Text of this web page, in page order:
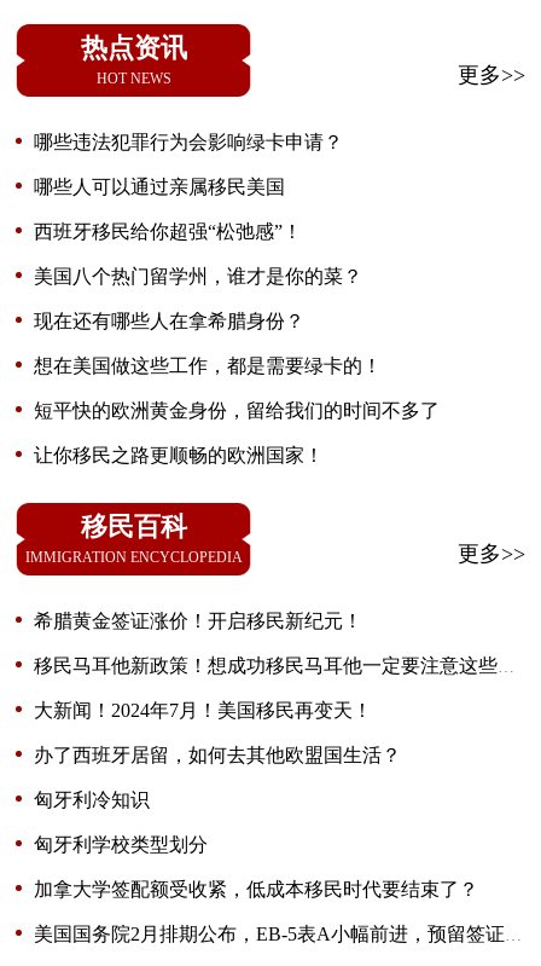
热点资讯
HOT NEWS 更多>>
哪些违法犯罪行为会影响绿卡申请？
哪些人可以通过亲属移民美国
西班牙移民给你超强“松弛感”！
美国八个热门留学州，谁才是你的菜？
现在还有哪些人在拿希腊身份？
想在美国做这些工作，都是需要绿卡的！
短平快的欧洲黄金身份，留给我们的时间不多了
让你移民之路更顺畅的欧洲国家！
移民百科
IMMIGRATION ENCYCLOPEDIA 更多>>
希腊黄金签证涨价！开启移民新纪元！
移民马耳他新政策！想成功移民马耳他一定要注意这些误
区！大新闻！2024年7月！美国移民再变天！
办了西班牙居留，如何去其他欧盟国生活？
匈牙利冷知识
匈牙利学校类型划分
加拿大学签配额受收紧，低成本移民时代要结束了？
美国国务院2月排期公布，EB-5表A小幅前进，预留签证继